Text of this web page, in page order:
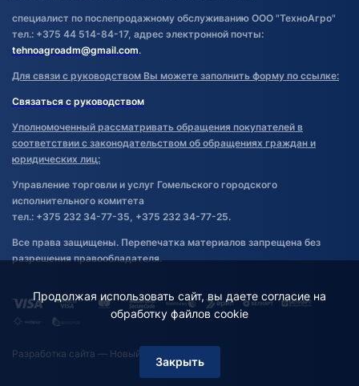
специалист по послепродажному обслуживанию ООО "ТехноАгро"
тел.: +375 44 514-84-17, адрес электронной почты:
tehnoagroadm@gmail.com.
Для связи с руководством Вы можете заполнить форму по ссылке:
Связаться с руководством
Уполномоченный рассматривать обращения покупателей в
соответствии с законодательством об обращениях граждан и
юридических лиц:
Управление торговли и услуг Гомельского городского
исполнительного комитета
тел.: +375 232 34-77-35, +375 232 34-77-25.
Все права защищены. Перепечатка материалов запрещена без
разрешения правообладателя.
Разработка сайта — Новый Сайт
Продолжая использовать сайт, вы даете согласие на
обработку файлов cookie
Закрыть